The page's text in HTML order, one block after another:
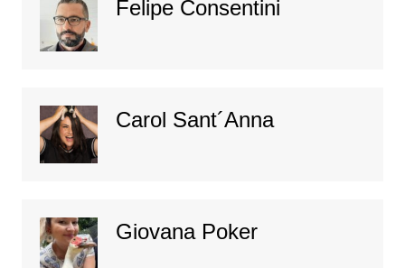
Felipe Consentini
Carol Sant´Anna
Giovana Poker